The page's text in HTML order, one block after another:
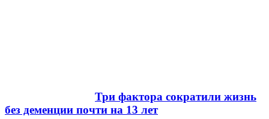
Три фактора сократили жизнь
без деменции почти на 13 лет